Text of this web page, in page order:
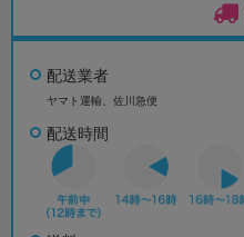
配送業者
ヤマト運輸、佐川急便
配送時間